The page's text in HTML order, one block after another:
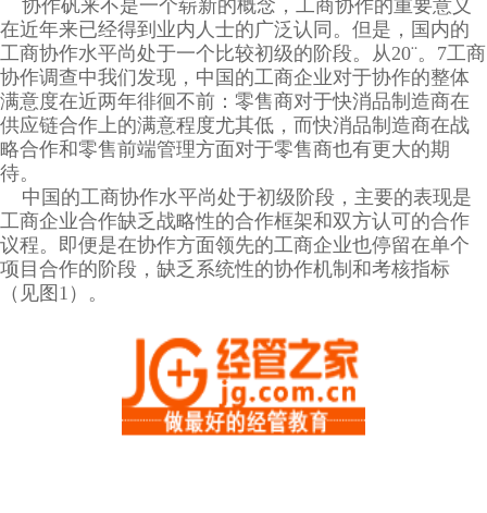
协作矾来不是一个崭新的概念，工商协作的重要意义
在近年来已经得到业内人士的广泛认同。但是，国内的
工商协作水平尚处于一个比较初级的阶段。从20¨。7工商
协作调查中我们发现，中国的工商企业对于协作的整体
满意度在近两年徘徊不前：零售商对于快消品制造商在
供应链合作上的满意程度尤其低，而快消品制造商在战
略合作和零售前端管理方面对于零售商也有更大的期
待。
中国的工商协作水平尚处于初级阶段，主要的表现是
工商企业合作缺乏战略性的合作框架和双方认可的合作
议程。即便是在协作方面领先的工商企业也停留在单个
项目合作的阶段，缺乏系统性的协作机制和考核指标
（见图1）。